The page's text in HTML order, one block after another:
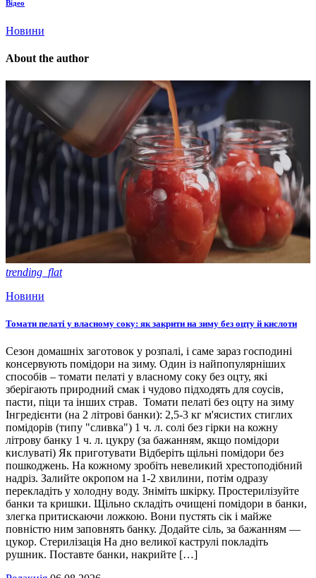
Відео
Новини
About the author
trending_flat
Новини
Томати пелаті у власному соку: як закрити на зиму без оцту й кислоти
Сезон домашніх заготовок у розпалі, і саме зараз господині
консервують помідори на зиму. Один із найпопулярніших
способів – томати пелаті у власному соку без оцту, які
зберігають природний смак і чудово підходять для соусів,
пасти, піци та інших страв. Томати пелаті без оцту на зиму
Інгредієнти (на 2 літрові банки): 2,5-3 кг м'ясистих стиглих
помідорів (типу "сливка") 1 ч. л. солі без гірки на кожну
літрову банку 1 ч. л. цукру (за бажанням, якщо помідори
кислуваті) Як приготувати Відберіть щільні помідори без
пошкоджень. На кожному зробіть невеликий хрестоподібний
надріз. Залийте окропом на 1-2 хвилини, потім одразу
перекладіть у холодну воду. Зніміть шкірку. Простерилізуйте
банки та кришки. Щільно складіть очищені помідори в банки,
злегка притискаючи ложкою. Вони пустять сік і майже
повністю ним заповнять банку. Додайте сіль, за бажанням —
цукор. Стерилізація На дно великої каструлі покладіть
рушник. Поставте банки, накрийте […]